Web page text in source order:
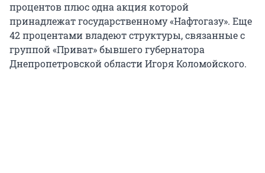
процентов плюс одна акция которой
принадлежат государственному «Нафтогазу». Еще
42 процентами владеют структуры, связанные с
группой «Приват» бывшего губернатора
Днепропетровской области Игоря Коломойского.